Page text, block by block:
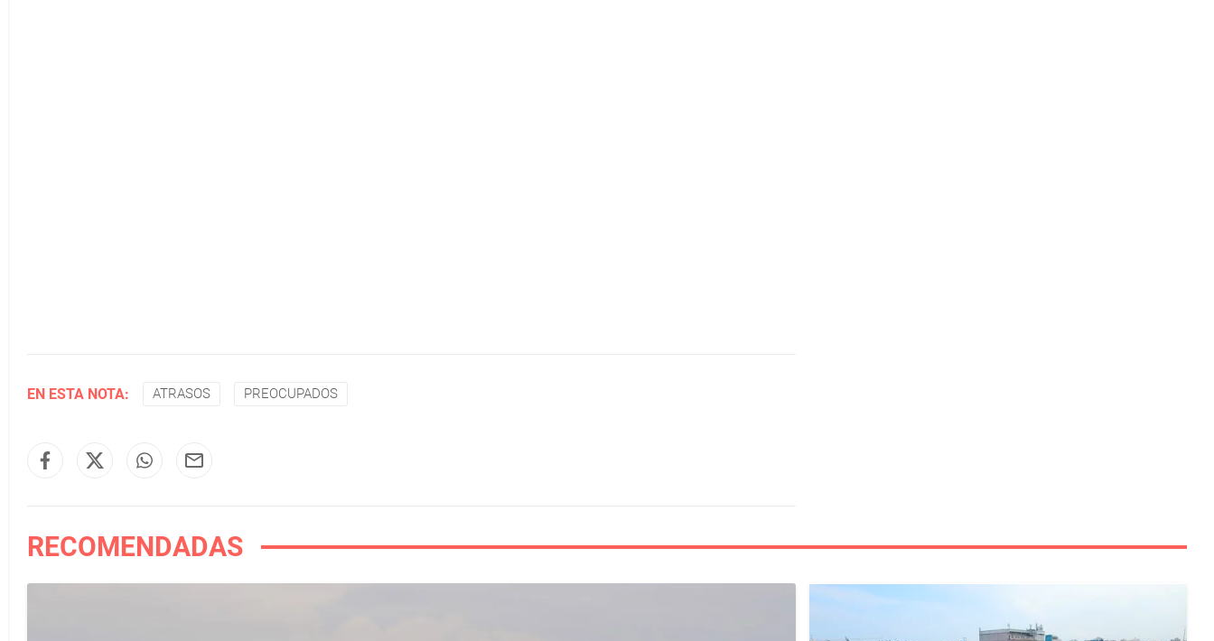
EN ESTA NOTA: ATRASOS PREOCUPADOS
RECOMENDADAS